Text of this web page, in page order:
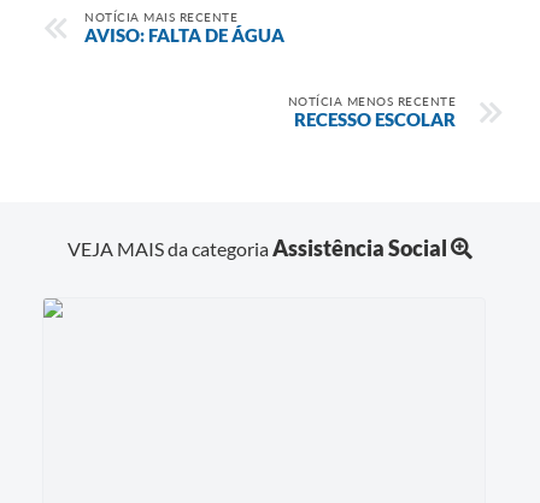
NOTÍCIA MAIS RECENTE
AVISO: FALTA DE ÁGUA
NOTÍCIA MENOS RECENTE
RECESSO ESCOLAR
VEJA MAIS da categoriaAssistência Social